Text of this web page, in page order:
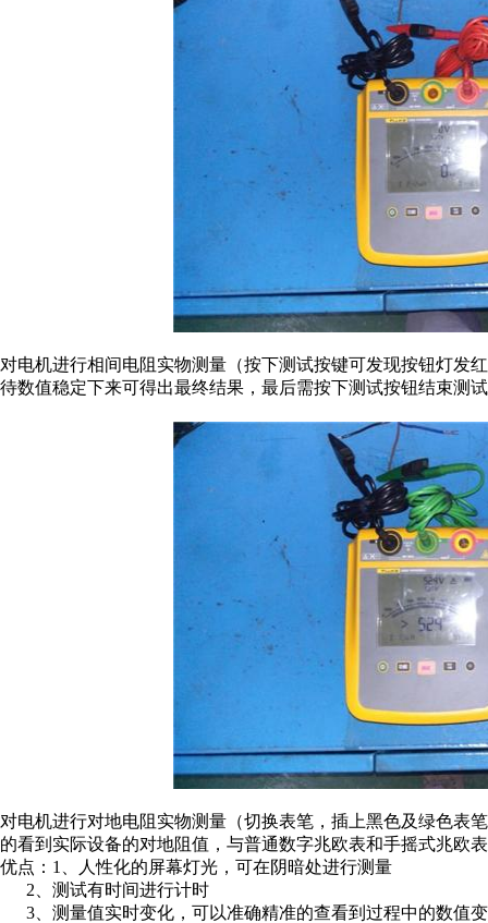
对电机进行相间电阻实物测量（按下测试按键可发现按钮灯发
待数值稳定下来可得出最终结果，最后需按下测试按钮结束测
对电机进行对地电阻实物测量（切换表笔，插上黑色及绿色表
的看到实际设备的对地阻值，与普通数字兆欧表和手摇式兆欧
优点：1、人性化的屏幕灯光，可在阴暗处进行测量
2、测试有时间进行计时
3、测量值实时变化，可以准确精准的查看到过程中的数值